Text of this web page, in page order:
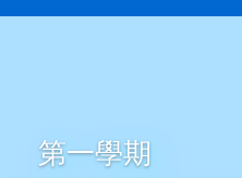
第一學期